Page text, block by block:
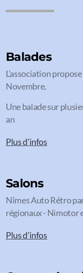
Balades
L'association
Novembre.
Une balade sur
an
Plus d'infos
Salons
Nîmes Auto Rétro
régionaux - Nimotor
Plus d'infos